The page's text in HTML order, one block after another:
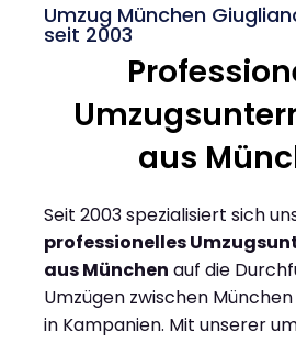
Umzug München
seit 2003
aus
Seit 2003 spezialisiert sich
professionelles
aus München auf die
Umzügen zwischen
in Kampanien. Mit unserer